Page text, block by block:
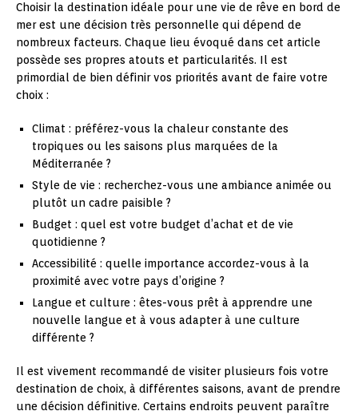
Choisir la destination idéale pour une vie de rêve en bord de
mer est une décision très personnelle qui dépend de
nombreux facteurs. Chaque lieu évoqué dans cet article
possède ses propres atouts et particularités. Il est
primordial de bien définir vos priorités avant de faire votre
choix :
Climat : préférez-vous la chaleur constante des
tropiques ou les saisons plus marquées de la
Méditerranée ?
Style de vie : recherchez-vous une ambiance animée ou
plutôt un cadre paisible ?
Budget : quel est votre budget d’achat et de vie
quotidienne ?
Accessibilité : quelle importance accordez-vous à la
proximité avec votre pays d’origine ?
Langue et culture : êtes-vous prêt à apprendre une
nouvelle langue et à vous adapter à une culture
différente ?
Il est vivement recommandé de visiter plusieurs fois votre
destination de choix, à différentes saisons, avant de prendre
une décision définitive. Certains endroits peuvent paraître